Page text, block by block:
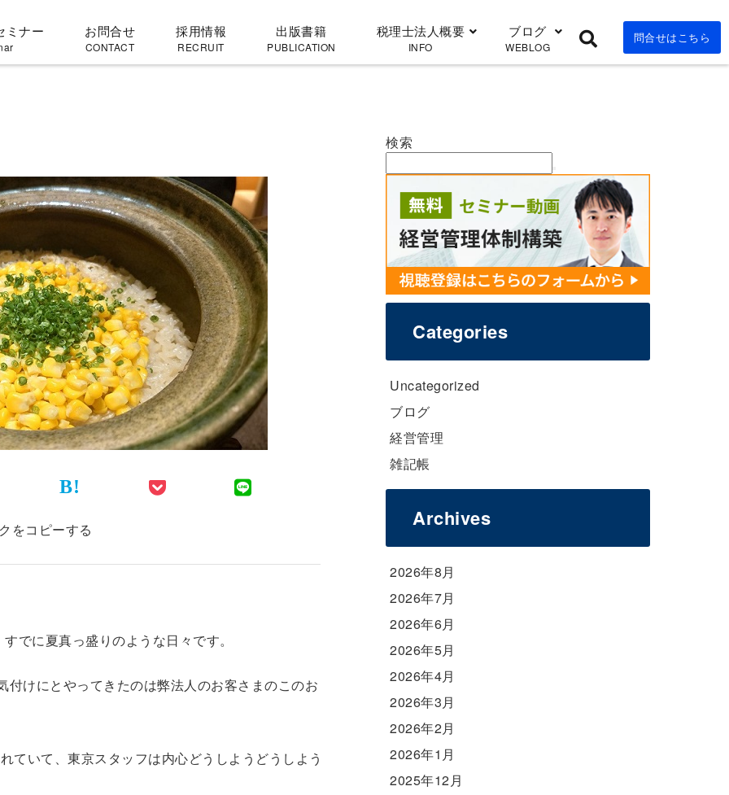
ミナー お問合せ
CONTACT
採用情報
RECRUIT
出版書籍
PUBLICATION
税理士法人概要
INFO
ブログ
WEBLOG
問合せはこちら
B!
をコピーする
でに夏真っ盛りのような日々です。
けにとやってきたのは弊法人のお客さまのこのお
ていて、東京スタッフは内心どうしようどうしよう
検索
Categories
Uncategorized
ブログ
経営管理
雑記帳
Archives
2026年8月
2026年7月
2026年6月
2026年5月
2026年4月
2026年3月
2026年2月
2026年1月
2025年12月